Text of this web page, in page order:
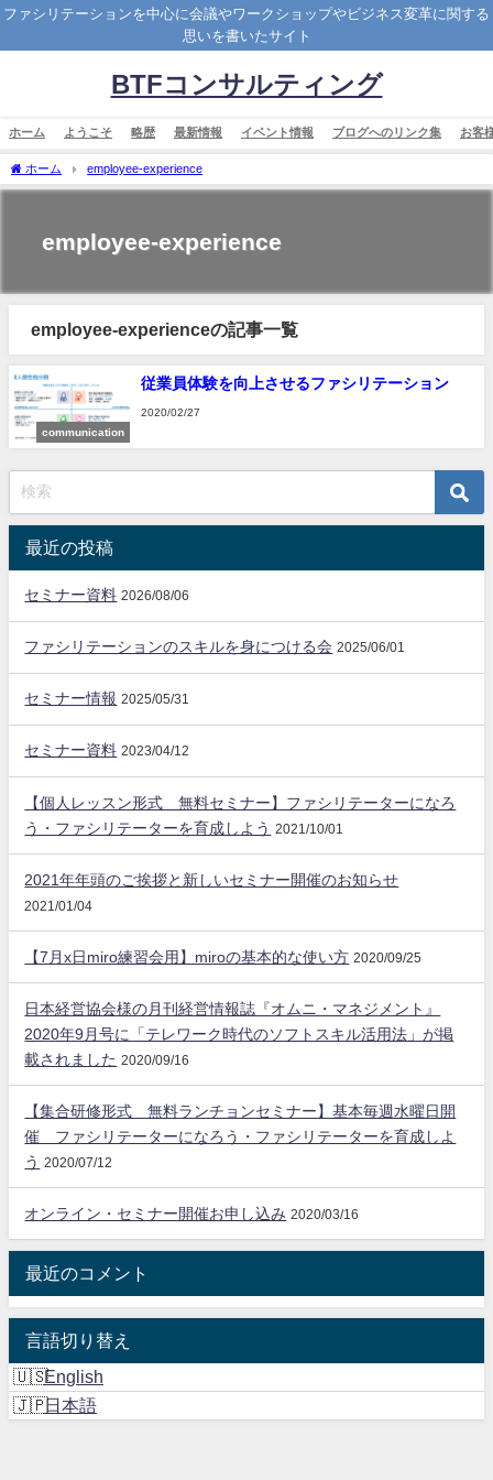
ファシリテーションを中心に会議やワークショップやビジネス変革に関する
思いを書いたサイト
BTFコンサルティング
ホーム ようこそ 略歴 最新情報 イベント情報 ブログへのリンク集 お客
ホーム employee-experience
employee-experience
employee-experienceの記事一覧
communication
従業員体験を向上させるファシリテーション
2020/02/27
最近の投稿
セミナー資料 2026/08/06
ファシリテーションのスキルを身につける会 2025/06/01
セミナー情報 2025/05/31
セミナー資料 2023/04/12
【個人レッスン形式 無料セミナー】ファシリテーターになろ
う・ファシリテーターを育成しよう
2021/10/01
2021年年頭のご挨拶と新しいセミナー開催のお知らせ
2021/01/04
【7月x日miro練習会用】miroの基本的な使い方 2020/09/25
日本経営協会様の月刊経営情報誌『オムニ・マネジメント』
2020年9月号に「テレワーク時代のソフトスキル活用法」が掲
載されました 2020/09/16
【集合研修形式 無料ランチョンセミナー】基本毎週水曜日開
催 ファシリテーターになろう・ファシリテーターを育成しよ
う
2020/07/12
オンライン・セミナー開催お申し込み 2020/03/16
最近のコメント
言語切り替え
English
日本語